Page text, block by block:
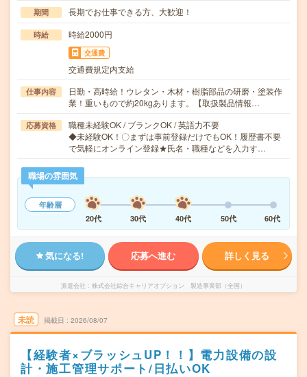
期間 長期でお仕事できる方、大歓迎！
時給 時給2000円
交通費
交通費規定内支給
仕事内容
日勤・高時給！ウレタン・木材・樹脂部品の研磨・塗装作
業！重いもので約20kgあります。【取扱製品情報…
応募資格
職種未経験OK / ブランクOK / 英語力不要
◆未経験OK！〇まずは事前登録だけでもOK！履歴書不要
で気軽にオンライン登録★氏名・職種などを入力す…
職場の雰囲気
年齢層
20代
30代 40代 50代 60代
気になる! 応募へ進む 詳しく見る
派遣会社 株式会社綜合キャリアオプション 製造事業部（全国）
未読 掲載日 2026/08/07
【経験者×ブラッシュUP！！】電力設備の設
計・施工管理サポート/日払いOK